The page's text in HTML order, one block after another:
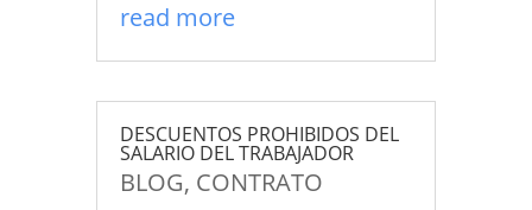
read more
DESCUENTOS PROHIBIDOS DEL
SALARIO DEL TRABAJADOR
BLOG, CONTRATO